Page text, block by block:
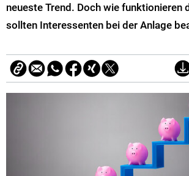
neueste Trend. Doch wie funktionieren
sollten Interessenten bei der Anlage